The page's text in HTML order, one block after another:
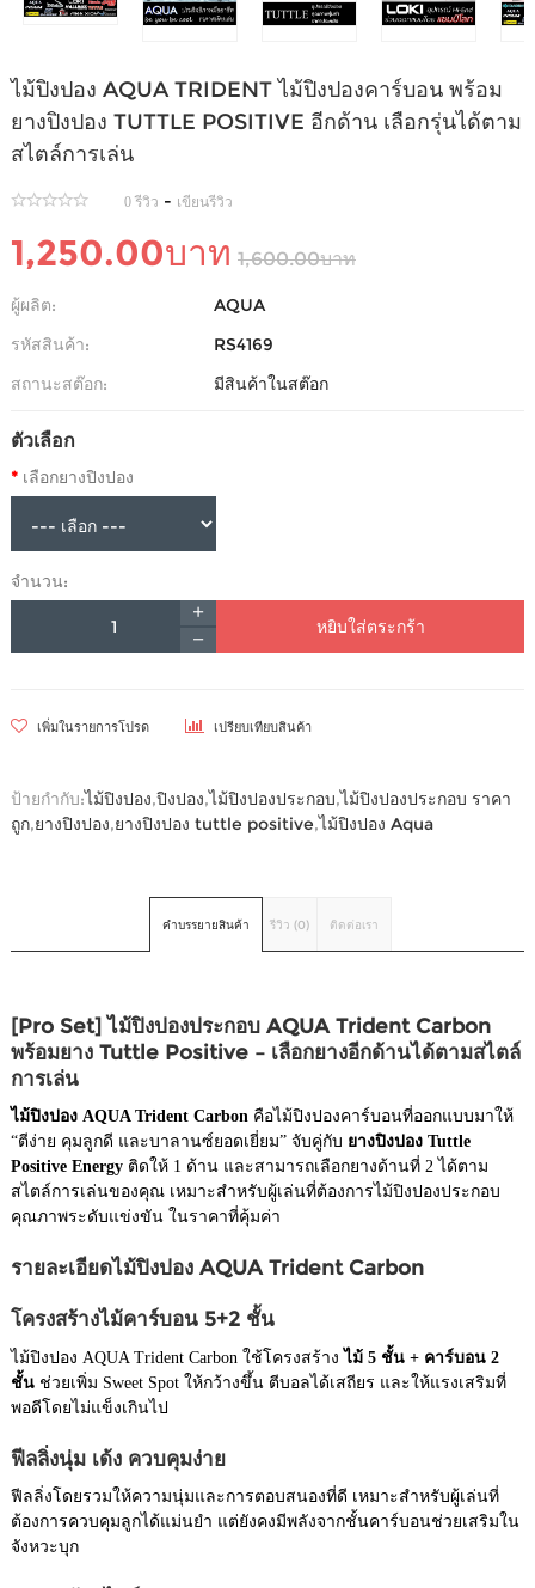
ไม้ปิงปอง AQUA TRIDENT ไม้ปิงปองคาร์บอน พร้อม
ยางปิงปอง TUTTLE POSITIVE อีกด้าน เลือกรุ่นได้ตาม
สไตล์การเล่น
0 รีวิว - เขียนรีวิว
1,250.00บาท 1,600.00บาท
ผู้ผลิต:
AQUA
รหัสสินค้า:
RS4169
สถานะสต๊อก:
มีสินค้าในสต๊อก
ตัวเลือก
เลือกยางปิงปอง
จำนวน:
หยิบใส่ตระกร้า
เพิ่มในรายการโปรด เปรียบเทียบสินค้า
ป้ายกำกับ:ไม้ปิงปอง,ปิงปอง,ไม้ปิงปองประกอบ,ไม้ปิงปองประกอบ ราคา
ถูก,ยางปิงปอง,ยางปิงปอง tuttle positive,ไม้ปิงปอง Aqua
คำบรรยายสินค้า รีวิว (0) ติดต่อเรา
[Pro Set] ไม้ปิงปองประกอบ AQUA Trident Carbon
พร้อมยาง Tuttle Positive – เลือกยางอีกด้านได้ตามสไตล์
การเล่น
ไม้ปิงปอง AQUA Trident Carbon คือไม้ปิงปองคาร์บอนที่ออกแบบมาให้
“ตีง่าย คุมลูกดี และบาลานซ์ยอดเยี่ยม” จับคู่กับ ยางปิงปอง Tuttle
Positive Energy ติดให้ 1 ด้าน และสามารถเลือกยางด้านที่ 2 ได้ตาม
สไตล์การเล่นของคุณ เหมาะสำหรับผู้เล่นที่ต้องการไม้ปิงปองประกอบ
คุณภาพระดับแข่งขัน ในราคาที่คุ้มค่า
รายละเอียดไม้ปิงปอง AQUA Trident Carbon
โครงสร้างไม้คาร์บอน 5+2 ชั้น
ไม้ปิงปอง AQUA Trident Carbon ใช้โครงสร้างไม้ 5 ชั้น + คาร์บอน 2
ชั้น ช่วยเพิ่ม Sweet Spot ให้กว้างขึ้น ตีบอลได้เสถียร และให้แรงเสริมที่
พอดีโดยไม่แข็งเกินไป
ฟีลลิ่งนุ่ม เด้ง ควบคุมง่าย
ฟีลลิ่งโดยรวมให้ความนุ่มและการตอบสนองที่ดี เหมาะสำหรับผู้เล่นที่
ต้องการควบคุมลูกได้แม่นยำ แต่ยังคงมีพลังจากชั้นคาร์บอนช่วยเสริมใน
จังหวะบุก